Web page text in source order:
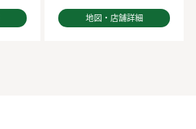
地図・店舗詳細